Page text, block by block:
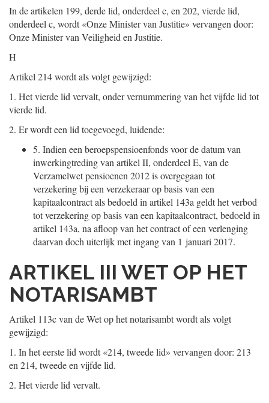
In de artikelen 199, derde lid, onderdeel c, en 202, vierde lid,
onderdeel c, wordt «Onze Minister van Justitie» vervangen door:
Onze Minister van Veiligheid en Justitie.
H
Artikel 214 wordt als volgt gewijzigd:
1. Het vierde lid vervalt, onder vernummering van het vijfde lid tot
vierde lid.
2. Er wordt een lid toegevoegd, luidende:
5. Indien een beroepspensioenfonds voor de datum van
inwerkingtreding van artikel II, onderdeel E, van de
Verzamelwet pensioenen 2012 is overgegaan tot
verzekering bij een verzekeraar op basis van een
kapitaalcontract als bedoeld in artikel 143a geldt het verbod
tot verzekering op basis van een kapitaalcontract, bedoeld in
artikel 143a, na afloop van het contract of een verlenging
daarvan doch uiterlijk met ingang van 1 januari 2017.
ARTIKEL III WET OP HET
NOTARISAMBT
Artikel 113c van de Wet op het notarisambt wordt als volgt
gewijzigd:
1. In het eerste lid wordt «214, tweede lid» vervangen door: 213
en 214, tweede en vijfde lid.
2. Het vierde lid vervalt.